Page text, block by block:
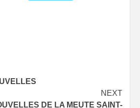
NEXT
DE LA MEUTE SAINT-